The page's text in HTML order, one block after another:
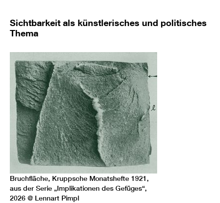
Sichtbarkeit als künstlerisches und politisches
Thema
Bruchfläche, Kruppsche Monatshefte 1921,
aus der Serie „Implikationen des Gefüges“,
2026 @ Lennart Pimpl